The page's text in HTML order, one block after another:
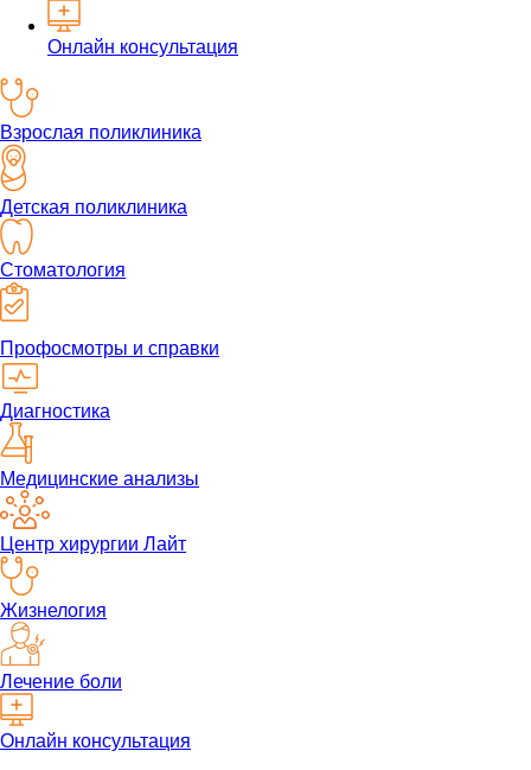
Онлайн консультация
Взрослая поликлиника
Детская поликлиника
Стоматология
Профосмотры и справки
Диагностика
Медицинские анализы
Центр хирургии Лайт
Жизнелогия
Лечение боли
Онлайн консультация